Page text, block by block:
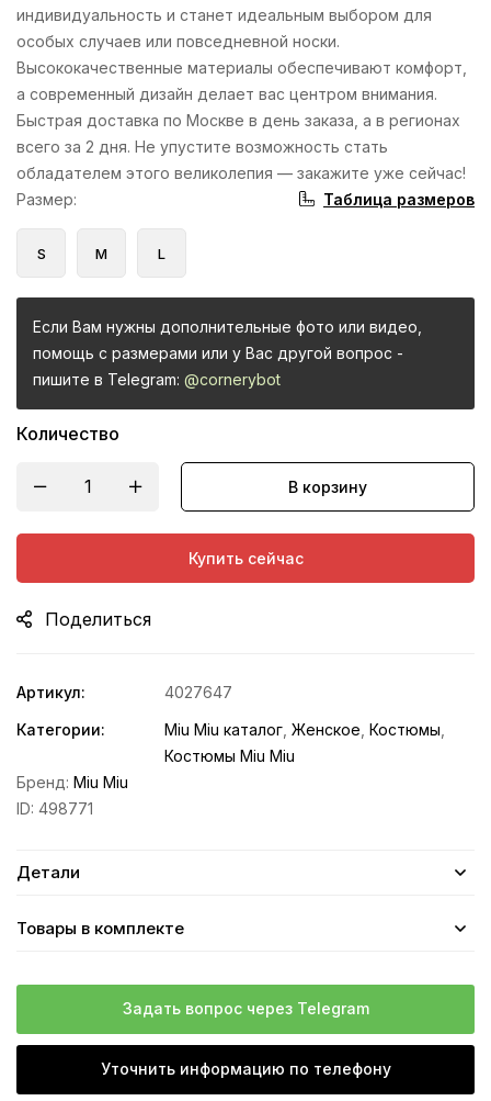
индивидуальность и станет идеальным выбором для
особых случаев или повседневной носки.
Высококачественные материалы обеспечивают комфорт,
а современный дизайн делает вас центром внимания.
Быстрая доставка по Москве в день заказа, а в регионах
всего за 2 дня. Не упустите возможность стать
обладателем этого великолепия — закажите уже сейчас!
Размер: Таблица размеров
S M L
Если Вам нужны дополнительные фото или видео,
помощь с размерами или у Вас другой вопрос -
пишите в Telegram: @cornerybot
Количество
В корзину
Купить сейчас
Поделиться
Артикул:
4027647
Категории:
Miu Miu каталог Женское Костюмы
Костюмы Miu Miu
Бренд: Miu Miu
ID: 498771
Детали
Товары в комплекте
Задать вопрос через Telegram
Уточнить информацию по телефону